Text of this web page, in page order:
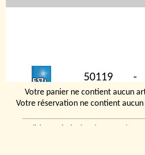
50119 -
Votre panier ne contient aucun
Votre réservation ne contient